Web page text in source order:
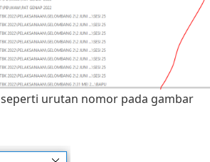
seperti urutan nomor pada gambar